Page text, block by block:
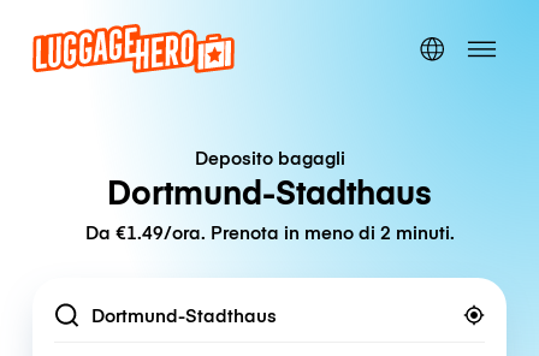
Deposito bagagli
Dortmund-Stadthaus
Da €1.49/ora. Prenota in meno di 2 minuti.
Location